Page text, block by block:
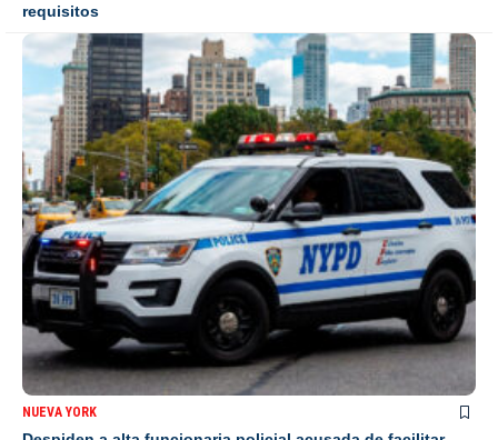
requisitos
NUEVA YORK